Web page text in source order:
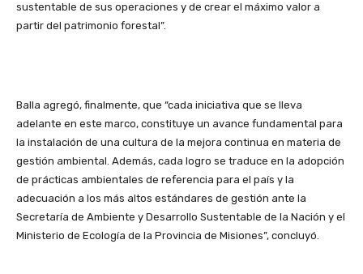
sustentable de sus operaciones y de crear el máximo valor a
partir del patrimonio forestal”.
Balla agregó, finalmente, que “cada iniciativa que se lleva
adelante en este marco, constituye un avance fundamental para
la instalación de una cultura de la mejora continua en materia de
gestión ambiental. Además, cada logro se traduce en la adopción
de prácticas ambientales de referencia para el país y la
adecuación a los más altos estándares de gestión ante la
Secretaría de Ambiente y Desarrollo Sustentable de la Nación y el
Ministerio de Ecología de la Provincia de Misiones”, concluyó.